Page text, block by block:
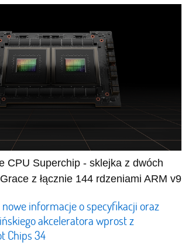
CPU Superchip - sklejka z dwóch
z łącznie 144 rdzeniami ARM v9
informacje o specyfikacji oraz
akceleratora wprost z
Chips 34